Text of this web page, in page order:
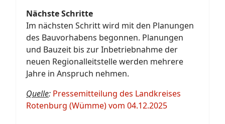
Nächste Schritte
Im nächsten Schritt wird mit den Planungen
des Bauvorhabens begonnen. Planungen
und Bauzeit bis zur Inbetriebnahme der
neuen Regionalleitstelle werden mehrere
Jahre in Anspruch nehmen.
Quelle: Pressemitteilung des Landkreises
Rotenburg (Wümme) vom 04.12.2025